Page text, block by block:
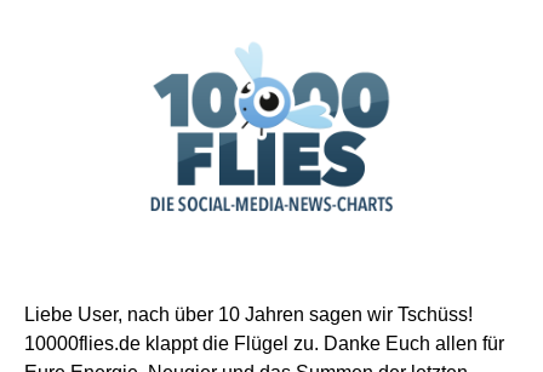
Liebe User, nach über 10 Jahren sagen wir Tschüss!
10000flies.de klappt die Flügel zu. Danke Euch allen für